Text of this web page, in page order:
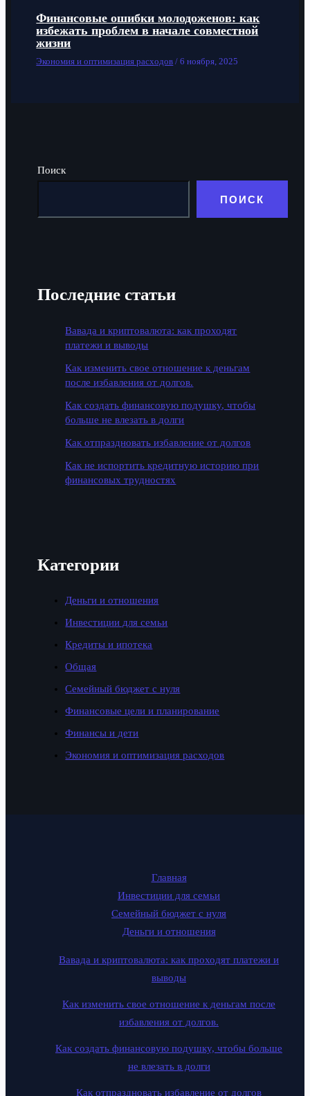
Финансовые ошибки молодоженов: как
избежать проблем в начале совместной
жизни
Экономия и оптимизация расходов /6 ноября, 2025
Поиск
ПОИСК
Последние статьи
Вавада и криптовалюта: как проходят
платежи и выводы
Как изменить свое отношение к деньгам
после избавления от долгов.
Как создать финансовую подушку, чтобы
больше не влезать в долги
Как отпраздновать избавление от долгов
Как не испортить кредитную историю при
финансовых трудностях
Категории
Деньги и отношения
Инвестиции для семьи
Кредиты и ипотека
Общая
Семейный бюджет с нуля
Финансовые цели и планирование
Финансы и дети
Экономия и оптимизация расходов
Главная
Инвестиции для семьи
Семейный бюджет с нуля
Деньги и отношения
Вавада и криптовалюта: как проходят платежи и
выводы
Как изменить свое отношение к деньгам после
избавления от долгов.
Как создать финансовую подушку, чтобы больше
не влезать в долги
Как отпраздновать избавление от долгов